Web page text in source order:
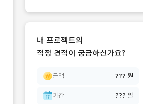
내 프로젝트의
적정 견적이 궁금하신가요?
금액 ??? 원
기간 ??? 일